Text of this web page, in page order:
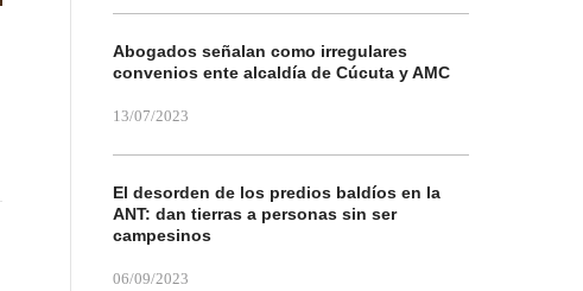
Abogados señalan como irregulares
convenios ente alcaldía de Cúcuta y AMC
13/07/2023
El desorden de los predios baldíos en la
ANT: dan tierras a personas sin ser
campesinos
06/09/2023